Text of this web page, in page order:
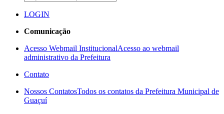
LOGIN
Comunicação
Acesso Webmail InstitucionalAcesso ao webmail
administrativo da Prefeitura
Contato
Nossos ContatosTodos os contatos da Prefeitura Municipal de
Guaçuí